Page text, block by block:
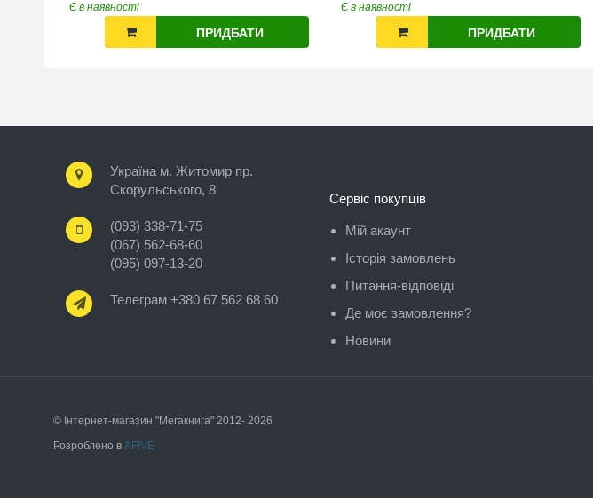
Є в наявності
ПРИДБАТИ
Є в наявності
ПРИДБАТИ
Україна м. Житомир пр.
Скорульського, 8
(093) 338-71-75
(067) 562-68-60
(095) 097-13-20
Телеграм +380 67 562 68 60
Сервіс покупців
Мій акаунт
Історія замовлень
Питання-відповіді
Де моє замовлення?
Новини
© Інтернет-магазин "Мегакнига" 2012- 2026
Розроблено в AFIVE